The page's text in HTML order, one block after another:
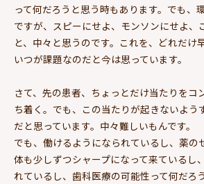
って何だろうと思う時もあります。でも、
ですが、スピーにせよ、モンソンにせよ、
と、中々と思うのです。これを、どれだけ
いつが課題なのだと今は思っています。
さて、先の患者、ちょっとだけ当たりをコ
ち着く。でも、この当たりが起きないよう
だと思っています。中々難しいもんです。
でも、働けるようになられているし、薬の
体も少しずつシャープになって来ているし
れているし、歯科医療の可能性って何だろ